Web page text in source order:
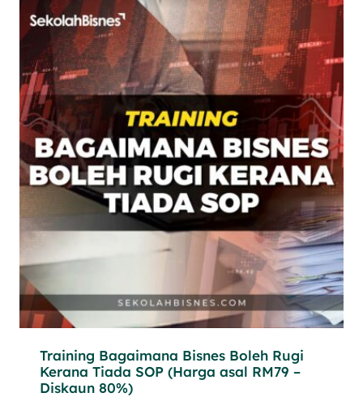
Training Bagaimana Bisnes Boleh Rugi
Kerana Tiada SOP (Harga asal RM79 –
Diskaun 80%)